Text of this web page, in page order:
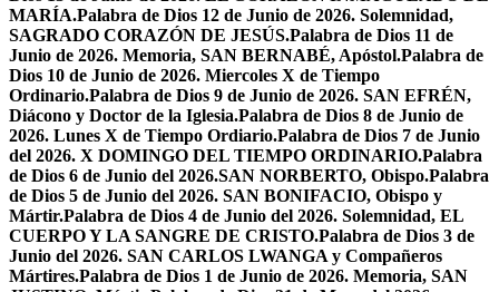
MARÍA.Palabra de Dios 12 de Junio de 2026. Solemnidad,
SAGRADO CORAZÓN DE JESÚS.Palabra de Dios 11 de
Junio de 2026. Memoria, SAN BERNABÉ, Apóstol.Palabra de
Dios 10 de Junio de 2026. Miercoles X de Tiempo
Ordinario.Palabra de Dios 9 de Junio de 2026. SAN EFRÉN,
Diácono y Doctor de la Iglesia.Palabra de Dios 8 de Junio de
2026. Lunes X de Tiempo Ordiario.Palabra de Dios 7 de Junio
del 2026. X DOMINGO DEL TIEMPO ORDINARIO.Palabra
de Dios 6 de Junio del 2026.SAN NORBERTO, Obispo.Palabra
de Dios 5 de Junio del 2026. SAN BONIFACIO, Obispo y
Mártir.Palabra de Dios 4 de Junio del 2026. Solemnidad, EL
CUERPO Y LA SANGRE DE CRISTO.Palabra de Dios 3 de
Junio del 2026. SAN CARLOS LWANGA y Compañeros
Mártires.Palabra de Dios 1 de Junio de 2026. Memoria, SAN